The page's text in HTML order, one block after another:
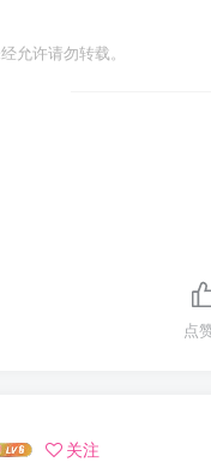
允许请勿转载。
点
关注